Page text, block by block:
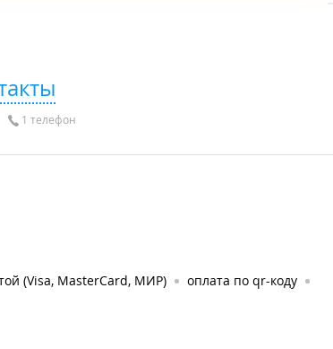
1 телефон
(Visa, MasterCard, МИР)
оплата по qr-коду